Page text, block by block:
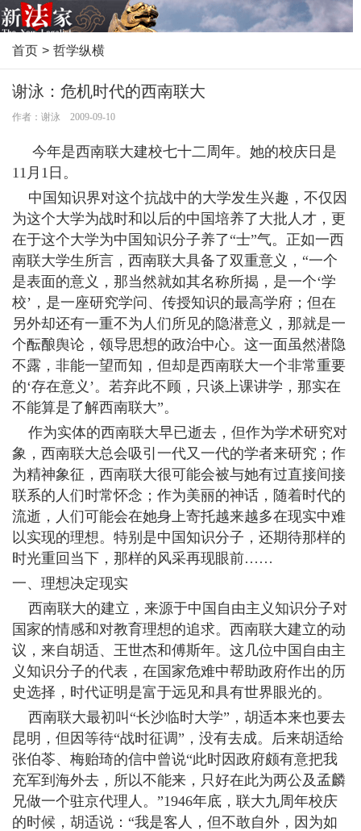
首页 > 哲学纵横
谢泳：危机时代的西南联大
作者：谢泳 2009-09-10
今年是西南联大建校七十二周年。她的校庆日是
11月1日。
中国知识界对这个抗战中的大学发生兴趣，不仅因
为这个大学为战时和以后的中国培养了大批人才，更
在于这个大学为中国知识分子养了“士”气。正如一西
南联大学生所言，西南联大具备了双重意义，“一个
是表面的意义，那当然就如其名称所揭，是一个‘学
校’，是一座研究学问、传授知识的最高学府；但在
另外却还有一重不为人们所见的隐潜意义，那就是一
个酝酿舆论，领导思想的政治中心。这一面虽然潜隐
不露，非能一望而知，但却是西南联大一个非常重要
的‘存在意义’。若弃此不顾，只谈上课讲学，那实在
不能算是了解西南联大”。
作为实体的西南联大早已逝去，但作为学术研究对
象，西南联大总会吸引一代又一代的学者来研究；作
为精神象征，西南联大很可能会被与她有过直接间接
联系的人们时常怀念；作为美丽的神话，随着时代的
流逝，人们可能会在她身上寄托越来越多在现实中难
以实现的理想。特别是中国知识分子，还期待那样的
时光重回当下，那样的风采再现眼前……
一、理想决定现实
西南联大的建立，来源于中国自由主义知识分子对
国家的情感和对教育理想的追求。西南联大建立的动
议，来自胡适、王世杰和傅斯年。这几位中国自由主
义知识分子的代表，在国家危难中帮助政府作出的历
史选择，时代证明是富于远见和具有世界眼光的。
西南联大最初叫“长沙临时大学”，胡适本来也要去
昆明，但因等待“战时征调”，没有去成。后来胡适给
张伯苓、梅贻琦的信中曾说“此时因政府颇有意把我
充军到海外去，所以不能来，只好在此为两公及孟麟
兄做一个驻京代理人。”1946年底，联大九周年校庆
的时候，胡适说：“我是客人，但不敢自外，因为如